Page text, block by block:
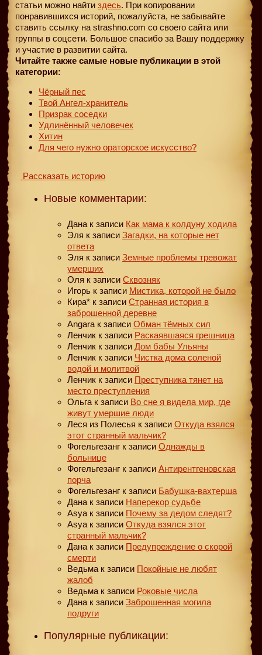
статьи можно найти здесь. При копировании
понравившихся историй, пожалуйста, не забывайте
ставить ссылку на strashno.com со своего сайта или
группы в соцсети. Большое спасибо за Вашу поддержку
и участие в развитии сайта.
Читайте также самые новые публикации в этой
категории:
Чёрный пес
Твой Ангел-хранитель
Призрак соседки
Удлинённый человечек
Хитин
Для чего нужно ораторское искусство?
Рассказать историю
Новые комментарии:
Дана к записи Как мама к колдуну ходила
Эля к записи Загадки, на которые нет
ответа
Эля к записи Земные проблемы тревожат
умерших
Оля к записи Сквозняк
Игорь к записи Мистика, которой не было
Кира* к записи Странная история в
заброшенной деревне
Angara к записи Обман тёмных сил
Ленчик к записи Раскаявшаяся грешница
Ленчик к записи Дом бабы Ульяны
Ленчик к записи Чистка дома соленой
водой и молитвой
Ленчик к записи Преступника тянет на
место преступления
Ольга к записи Во сне я видела мир, где
живут умершие люди
Леся из Полесья к записи Откуда взялся
этот странный мальчик?
Фогельгезанг к записи Однажды в
больнице
Фогельгезанг к записи Антирентгеновская
порча
Фогельгезанг к записи Бабушка-вахтерша
Дана к записи Наперекор судьбе
Asya к записи Почему за дедом следят?
Asya к записи Откуда взялся этот
странный мальчик?
Дана к записи Предупреждение о скорой
смерти
Ведьма к записи Покойные не любят
жалоб
Ведьма к записи Роковые числа
Дана к записи Заброшенная могила
подруги
Популярные публикации: